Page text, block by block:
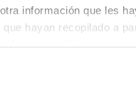
información que les
que hayan recopilado a
qué es y cómo